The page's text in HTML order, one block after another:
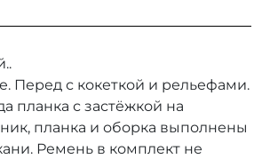
Перед с кокеткой и рельефами.
планка с застёжкой на
планка и оборка выполнены
Ремень в комплект не